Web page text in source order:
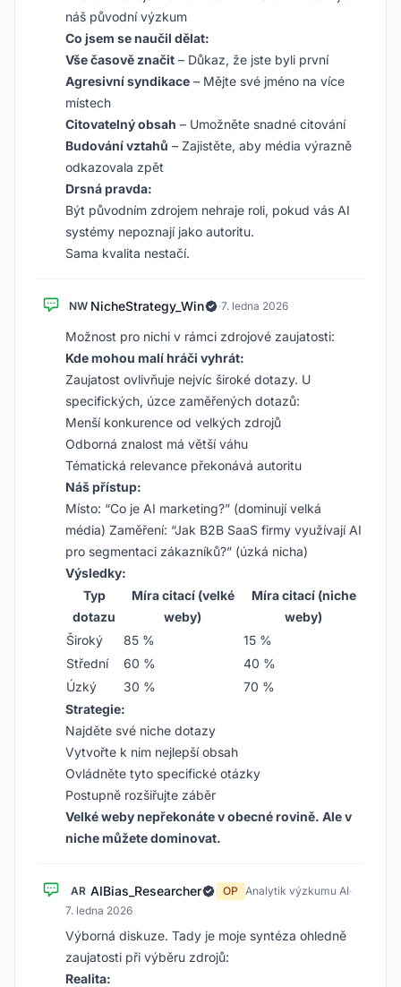
náš původní výzkum
Co jsem se naučil dělat:
Vše časově značit – Důkaz, že jste byli první
Agresivní syndikace – Mějte své jméno na více
místech
Citovatelný obsah – Umožněte snadné citování
Budování vztahů – Zajistěte, aby média výrazně
odkazovala zpět
Drsná pravda:
Být původním zdrojem nehraje roli, pokud vás AI
systémy nepoznají jako autoritu.
Sama kvalita nestačí.
NW NicheStrategy_Win ·7. ledna 2026
Možnost pro nichi v rámci zdrojové zaujatosti:
Kde mohou malí hráči vyhrát:
Zaujatost ovlivňuje nejvíc široké dotazy. U
specifických, úzce zaměřených dotazů:
Menší konkurence od velkých zdrojů
Odborná znalost má větší váhu
Tématická relevance překonává autoritu
Náš přístup:
Místo: “Co je AI marketing?” (dominují velká
média) Zaměření: “Jak B2B SaaS firmy využívají AI
pro segmentaci zákazníků?” (úzká nicha)
Výsledky:
Typ
dotazu
Míra citací (velké
weby)
Míra citací (niche
weby)
Široký
85 %
15 %
Střední
60 %
40 %
Úzký
30 %
70 %
Strategie:
Najděte své niche dotazy
Vytvořte k nim nejlepší obsah
Ovládněte tyto specifické otázky
Postupně rozšiřujte záběr
Velké weby nepřekonáte v obecné rovině. Ale v
niche můžete dominovat.
AR AIBias_Researcher OP Analytik výzkumu AI·
7. ledna 2026
Výborná diskuze. Tady je moje syntéza ohledně
zaujatosti při výběru zdrojů:
Realita: